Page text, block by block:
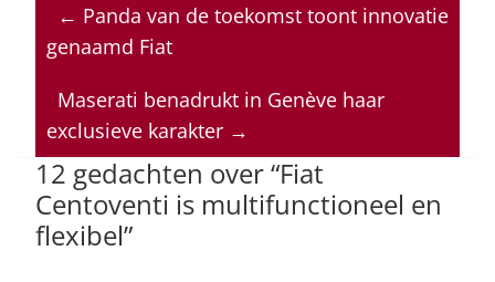
s
p
p
e
o
o
k
e
n
a
s
l
← Panda van de toekomst toont innovatie
genaamd Fiat
Maserati benadrukt in Genève haar
exclusieve karakter →
12 gedachten over “Fiat
Centoventi is multifunctioneel en
flexibel”